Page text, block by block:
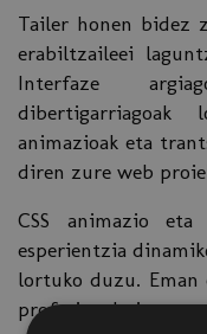
Tailer honen bidez
erabiltzaileei
Interfaze
animazioak eta
diren zure web
CSS animazio eta
esperientzia
lortuko duzu.
profesional gisa.